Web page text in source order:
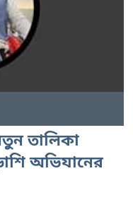
তালিকা
অভিযানের